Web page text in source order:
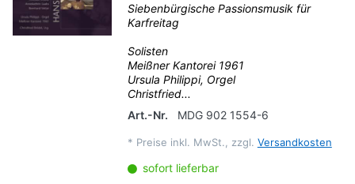
Siebenbürgische Passionsmusik für
Karfreitag
Solisten
Meißner Kantorei 1961
Ursula Philippi, Orgel
Christfried...
Art.-Nr.
MDG 902 1554-6
* Preise inkl. MwSt., zzgl. Versandkosten
sofort lieferbar